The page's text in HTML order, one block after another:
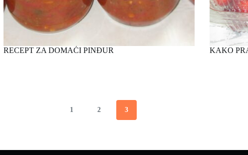
RECEPT ZA DOMAĆI PINĐUR KAKO
1 2 3